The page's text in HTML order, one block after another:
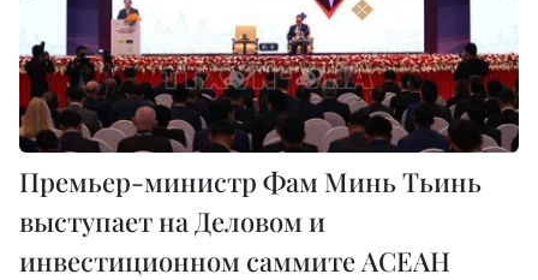
Премьер-министр Фам Минь Тьинь
выступает на Деловом и
инвестиционном саммите АСЕАН